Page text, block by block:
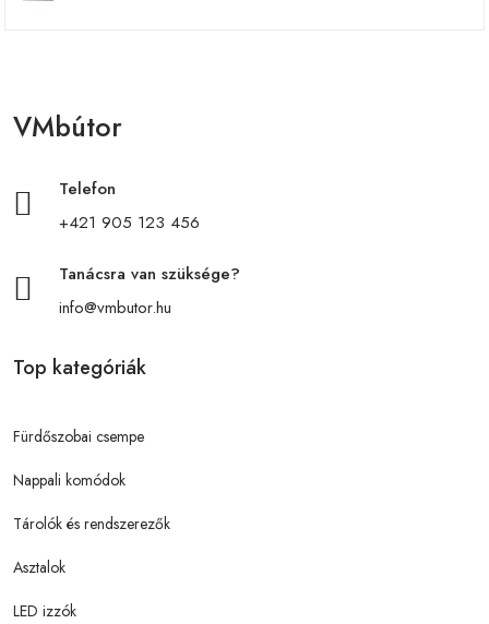
VMbútor
Telefon
+421 905 123 456
Tanácsra van szüksége?
info@vmbutor.hu
Top kategóriák
Fürdőszobai csempe
Nappali komódok
Tárolók és rendszerezők
Asztalok
LED izzók